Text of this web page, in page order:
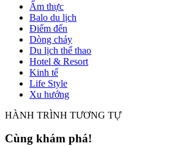
Ẩm thực
Balo du lịch
Điểm đến
Dòng chảy
Du lịch thể thao
Hotel & Resort
Kinh tế
Life Style
Xu hướng
HÀNH TRÌNH TƯƠNG TỰ
Cùng khám phá!